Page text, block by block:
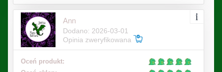
Ann
Dodano: 2026-03-01
Opinia zweryfikowana
Oceń produkt: